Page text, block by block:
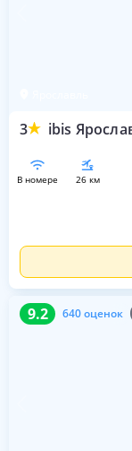
3 ibis
в номере 26 км
9.2 640 оценок
9.2 640 оценок